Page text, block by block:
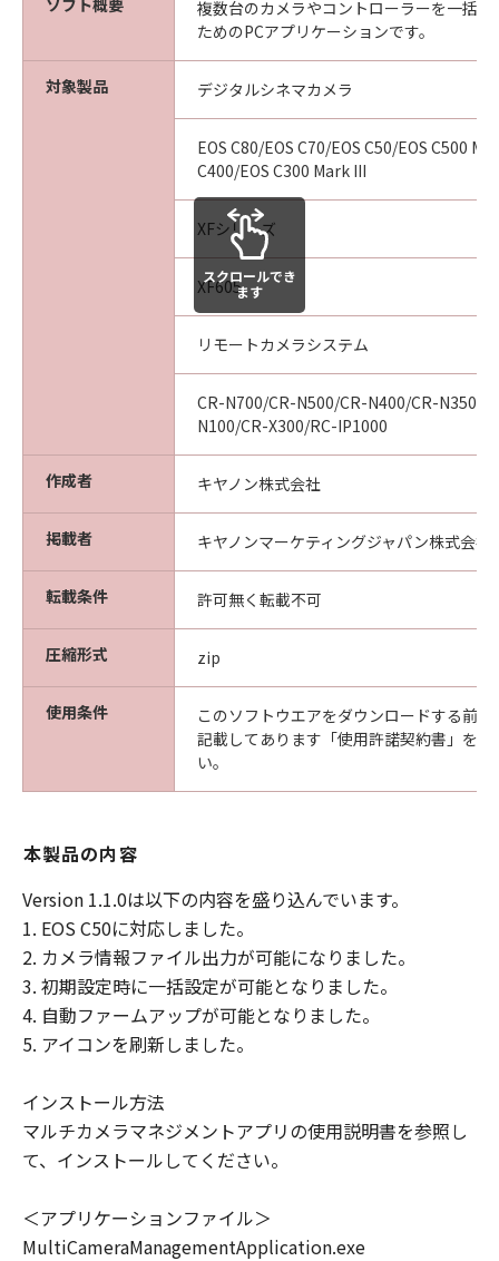
「許諾ソフトウェア」のメンテナンスおよ
びお客様による「許諾ソフトウェア」の使
用を支援すること、並びに「許諾ソフトウ
ェア」に対するアップデート、バグの修正
責任も負うものではありません。
保証の否認・免責
(1) 「許諾ソフトウェア」は、『現状有姿
（AS-IS）』の状態で使用許諾されます。キ
ヤノン、キヤノンの子会社、キヤノンの関
連会社、それらの販売代理店または販売
店、またはキヤノンのライセンサーは、
「許諾ソフトウェア」に関して、適用法で
認められる限り、第三者の権利の非侵害
性、商品性および特定の目的への適合性の
保証または「許諾ソフトウェア」に欠陥が
ないことを含め、いかなる保証も、明示た
ると黙示たるとを問わず一切しないものと
(2) キヤノン、キヤノンの子会社、キヤノン
の関連会社、それらの販売代理店または販
売店、またはキヤノンのライセンサーのい
ずれも、お客様が「許諾ソフトウェア」を
使用した結果として、および「許諾ソフト
ウェア」の使用不能により生ずるあらゆる
損害について、適用法で認められる限り、
ウェア」を使用し、「許諾ソフトウェア」
を使用することから生じた、使用コンピュ
ータの損傷、データ損失またはお客様と第
三者との間に生じるいかなる紛争について
も、お客様のみが全責任を負います。たと
え、キヤノン、キヤノンの子会社、キヤノ
ンの関連会社、それらの販売代理店または
販売店、またはキヤノンのライセンサーが
た場合でも同様です。
(3) キヤノン、キヤノンの子会社、キヤノン
の関連会社、それらの販売代理店または販
ずれも、「本契約」に基づくそれらの債務
不履行または不法行為によりお客様に生じ
ソフト概要
複数台のカメラやコントローラーを一括
ためのPCアプリケーションです。
対象製品 デジタルシネマカメラ
EOS C80/EOS C70/EOS C50/EOS C500
C400/EOS C300 Mark III
XFシリーズ
XF605
リモートカメラシステム
CR-N700/CR-N500/CR-N400/CR-N350/
N100/CR-X300/RC-IP1000
作成者 キヤノン株式会社
掲載者 キヤノンマーケティングジャパン株式会社
転載条件 許可無く転載不可
圧縮形式 zip
使用条件
このソフトウエアをダウンロードする前
記載してあります「使用許諾契約書」を
い。
スクロールでき
ます
本製品の内容
Version 1.1.0は以下の内容を盛り込んでいます。
1. EOS C50に対応しました。
2. カメラ情報ファイル出力が可能になりました。
3. 初期設定時に一括設定が可能となりました。
4. 自動ファームアップが可能となりました。
5. アイコンを刷新しました。
インストール方法
マルチカメラマネジメントアプリの使用説明書を参照し
て、インストールしてください。
＜アプリケーションファイル＞
MultiCameraManagementApplication.exe